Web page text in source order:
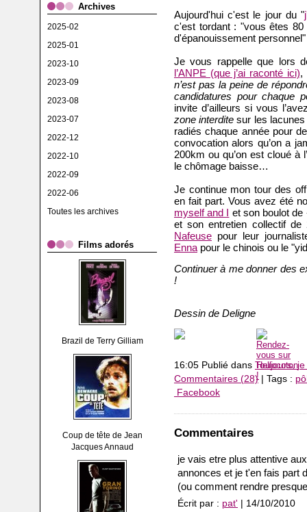
Archives
2025-02
2025-01
2023-10
2023-09
2023-08
2023-07
2022-12
2022-10
2022-09
2022-06
Toutes les archives
Films adorés
Brazil de Terry Gilliam
Coup de tête de Jean
Jacques Annaud
Aujourd'hui c'est le jour du "
c'est tordant : "vous êtes
d'épanouissement
Je vous rappelle que lors
l’ANPE (que j’ai raconté ici),
n’est pas la peine de
candidatures pour chaque
invite d’ailleurs si vous
zone interdite sur les
radiés chaque année pour
convocation alors qu’on a
200km ou qu’on est cloué à
le chômage baisse…
Je continue mon tour des
en fait part. Vous avez été
myself and I et son boulot de
et son entretien collectif
Nafeuse pour leur
Enna pour le chinois ou le
Continuer à me donner des
!
Dessin de Deligne
16:05 Publié dans Toujours,
Commentaires (28)| Tags :
Facebook
Commentaires
je vais etre plus attentive
annonces et je t'en fais part
(ou comment rendre
Écrit par : pat' | 14/10/2010